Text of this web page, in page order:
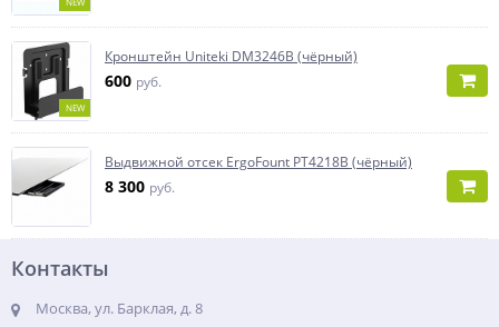
NEW
Кронштейн Uniteki DM3246B (чёрный)
600 руб.
Выдвижной отсек ErgoFount PT4218B (чёрный)
8 300 руб.
Контакты
Москва, ул. Барклая, д. 8